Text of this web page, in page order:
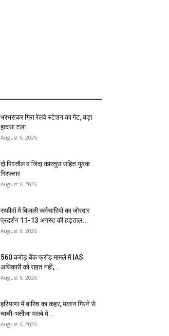
भरभराकर गिरा रेलवे स्टेशन का गेट, बड़ा
हादसा टला
August 6, 2026
दो पिस्तौल व जिंदा कारतूस सहित युवक
गिरफ्तार
August 6, 2026
सफीदों में बिजली कर्मचारियों का जोरदार
प्रदर्शन 11-13 अगस्त की हड़ताल...
August 6, 2026
₹560 करोड़ बैंक फ्रॉड मामले में IAS
अधिकारी को राहत नहीं,...
August 6, 2026
हरियाणा में बारिश का कहर, मकान गिरने से
चाची-भतीजा मलबे में...
August 6, 2026